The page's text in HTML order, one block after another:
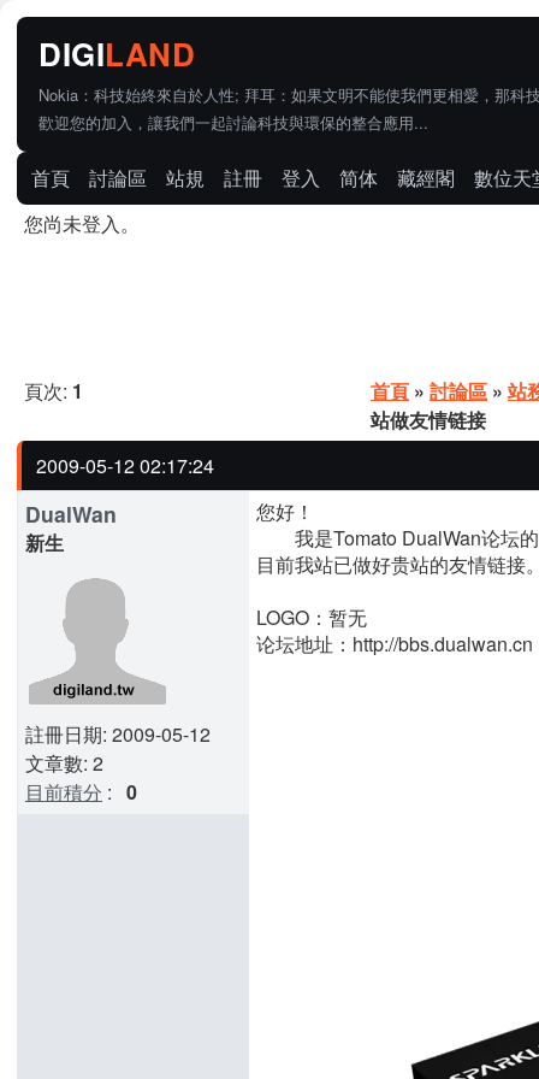
Nokia：科技始終來自於人性; 拜耳：如果文明不能使我們更相愛，那科
歡迎您的加入，讓我們一起討論科技與環保的整合應用...
首頁 討論區 站規 註冊 登入 简体 藏經閣
數位天
您尚未登入。
頁次: 1 首頁 » 討論區 » 站
站做友情链接
2009-05-12 02:17:24
DualWan
新生
註冊日期: 2009-05-12
文章數: 2
目前積分 : 0
您好！
我是Tomato DualWan论坛的
目前我站已做好贵站的友情链接
LOGO：暂无
论坛地址：http://bbs.dualwan.cn